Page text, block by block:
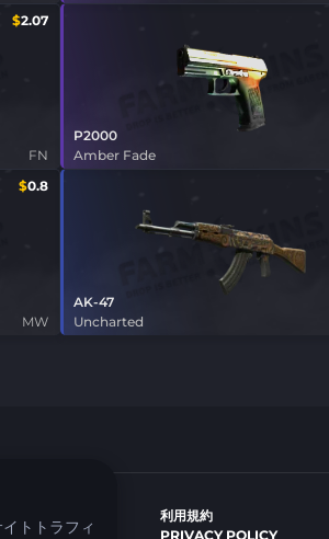
$2.07
FN
P2000
Amber Fade
$0.8
MW
AK-47
Uncharted
利用規約
PRIVACY POLICY
トトラフィ